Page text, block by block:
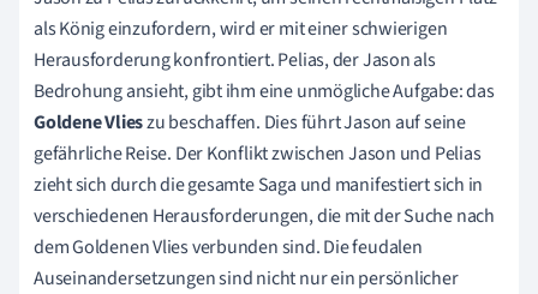
als König einzufordern, wird er mit einer schwierigen
Herausforderung konfrontiert. Pelias, der Jason als
Bedrohung ansieht, gibt ihm eine unmögliche Aufgabe: das
Goldene Vlieszu beschaffen. Dies führt Jason auf seine
gefährliche Reise. Der Konflikt zwischen Jason und Pelias
zieht sich durch die gesamte Saga und manifestiert sich in
verschiedenen Herausforderungen, die mit der Suche nach
dem Goldenen Vlies verbunden sind. Die feudalen
Auseinandersetzungen sind nicht nur ein persönlicher